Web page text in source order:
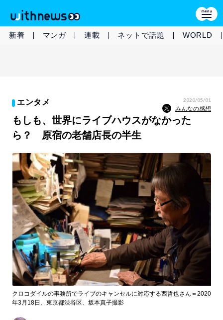
新着 マンガ 連載 ネットで話題 WORLD
エンタメ 2020/05/01
みんなの感想
もしも、世界にライブハウスがなかった
ら？ 原宿の老舗店長の半生
クロコダイルの事務所でライブのキャンセルに対応する西哲也さん＝2020
年3月18日、東京都渋谷区、坂本真子撮影